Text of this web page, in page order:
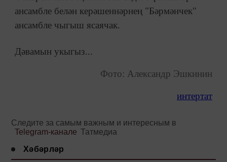
ансамбле белән керәшеннәрнең "Бәрмәнчек"
ансамбле чыгыш ясаячак.
Дәвамын укыгыз...
Фото: Александр Эшкинин
интертат
Следите за самым важным и интересным в
Telegram-канале Татмедиа
Хәбәрләр